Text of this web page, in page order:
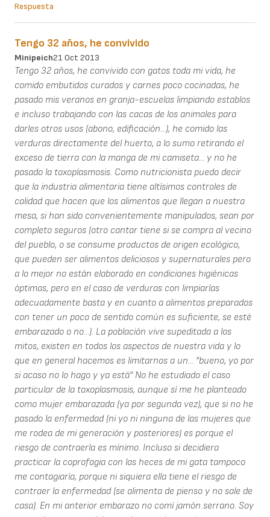
Respuesta
Tengo 32 años, he convivido
Minipeich21 Oct 2013
Tengo 32 años, he convivido con gatos toda mi vida, he
comido embutidos curados y carnes poco cocinadas, he
pasado mis veranos en granja-escuelas limpiando establos
e incluso trabajando con las cacas de los animales para
darles otros usos (abono, edificación...), he comido las
verduras directamente del huerto, a lo sumo retirando el
exceso de tierra con la manga de mi camiseta... y no he
pasado la toxoplasmosis. Como nutricionista puedo decir
que la industria alimentaria tiene altísimos controles de
calidad que hacen que los alimentos que llegan a nuestra
mesa, si han sido convenientemente manipulados, sean por
completo seguros (otro cantar tiene si se compra al vecino
del pueblo, o se consume productos de origen ecológico,
que pueden ser alimentos deliciosos y supernaturales pero
a lo mejor no están elaborado en condiciones higiénicas
óptimas, pero en el caso de verduras con limpiarlas
adecuadamente basta y en cuanto a alimentos preparados
con tener un poco de sentido común es suficiente, se esté
embarazado o no...). La población vive supeditada a los
mitos, existen en todos los aspectos de nuestra vida y lo
que en general hacemos es limitarnos a un... "bueno, yo por
si acaso no lo hago y ya está" No he estudiado el caso
particular de la toxoplasmosis, aunque sí me he planteado
como mujer embarazada (ya por segunda vez), que si no he
pasado la enfermedad (ni yo ni ninguna de las mujeres que
me rodea de mi generación y posteriores) es porque el
riesgo de contraerla es mínimo. Incluso si decidiera
practicar la coprofagia con las heces de mi gata tampoco
me contagiaría, porque ni siquiera ella tiene el riesgo de
contraer la enfermedad (se alimenta de pienso y no sale de
casa). En mi anterior embarazo no comí jamón serrano. Soy